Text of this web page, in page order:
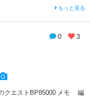
もっと見る
0 3
クエストBP85000 メモ 編